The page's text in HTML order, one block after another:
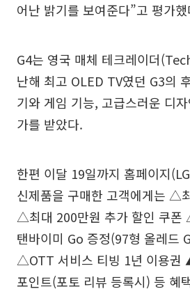
어난 밝기를 보여준다”고 평가
G4는 영국 매체 테크레이더
난해 최고 OLED TV였던 G3의
기와 게임 기능, 고급스러운 디
가를 받았다.
한편 이달 19일까지 홈페이지
신제품을 구매한 고객에게는 △
△최대 200만원 추가 할인 쿠폰
탠바이미 Go 증정(97형 올레드
△OTT 서비스 티빙 1년 이용권
포인트(포토 리뷰 등록시) 등 혜